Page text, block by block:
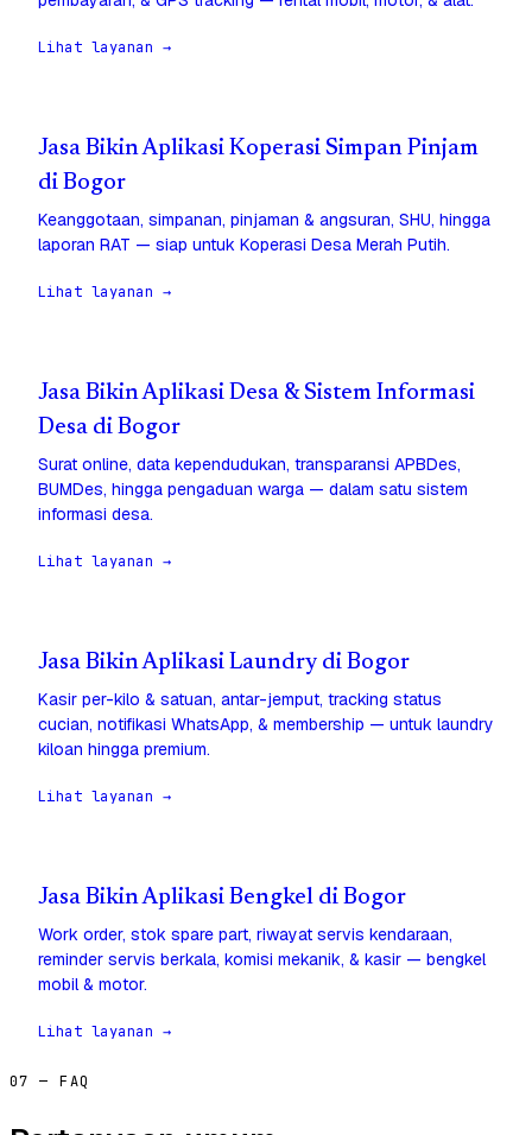
Lihat layanan →
Jasa Bikin Aplikasi Koperasi Simpan Pinjam
di Bogor
Keanggotaan, simpanan, pinjaman & angsuran, SHU, hingga
laporan RAT — siap untuk Koperasi Desa Merah Putih.
Lihat layanan →
Jasa Bikin Aplikasi Desa & Sistem Informasi
Desa di Bogor
Surat online, data kependudukan, transparansi APBDes,
BUMDes, hingga pengaduan warga — dalam satu sistem
informasi desa.
Lihat layanan →
Jasa Bikin Aplikasi Laundry di Bogor
Kasir per-kilo & satuan, antar-jemput, tracking status
cucian, notifikasi WhatsApp, & membership — untuk laundry
kiloan hingga premium.
Lihat layanan →
Jasa Bikin Aplikasi Bengkel di Bogor
Work order, stok spare part, riwayat servis kendaraan,
reminder servis berkala, komisi mekanik, & kasir — bengkel
mobil & motor.
Lihat layanan →
07 — FAQ